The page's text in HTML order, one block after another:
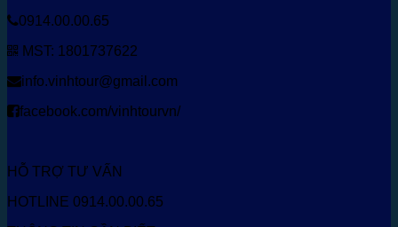
0914.00.00.65
MST: 1801737622
info.vinhtour@gmail.com
facebook.com/vinhtourvn/
HỖ TRỢ TƯ VẤN
HOTLINE 0914.00.00.65